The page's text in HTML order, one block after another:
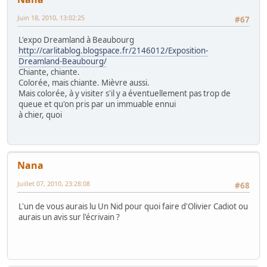
#67
Juin 18, 2010, 13:02:25
L'expo Dreamland à Beaubourg
http://carlitablog.blogspace.fr/2146012/Exposition-
Dreamland-Beaubourg/
Chiante, chiante.
Colorée, mais chiante. Mièvre aussi.
Mais colorée, à y visiter s'il y a éventuellement pas trop de
queue et qu'on pris par un immuable ennui
à chier, quoi
Nana
#68
Juillet 07, 2010, 23:28:08
L'un de vous aurais lu Un Nid pour quoi faire d'Olivier Cadiot ou
aurais un avis sur l'écrivain ?